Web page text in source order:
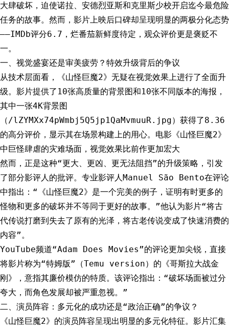
大肆破坏，迫使诺拉、安德烈亚斯和克里斯少校开启迄今最危险
任务的故事。然而，影片上映后口碑却呈现明显的两极分化态势
——IMDb评分6.7，烂番茄新鲜度待定，观众评价更是褒贬不
一。
一、视觉盛宴还是审美疲劳？特效升级背后的争议
从技术层面看，《山怪巨魔2》无疑在视觉效果上进行了全面升
级。影片提供了10张高质量的背景图和10张不同版本的海报，
其中一张4K背景图
（/lZYMXx74pWmbj5Q5jp1QaMvmuuR.jpg）获得了8.36
的高分评价，显示其在场景构建上的用心。电影《山怪巨魔2》
中巨怪肆虐的灾难场面，视觉效果比前作更加宏大
然而，正是这种“更大、更凶、更无法阻挡”的升级策略，引发
了部分影评人的批评。专业影评人Manuel São Bento在评论
中指出：“《山怪巨魔2》是一个完美的例子，证明有时更多的
怪物和更多的破坏并不等同于更好的故事。”他认为影片“将古
代传说打磨到失去了原有的光泽，将古老传说变成了快速消费的
内容”。
YouTube频道“Adam Does Movies”的评论更加尖锐，直接
将影片称为“特姆版”（Temu version）的《哥斯拉大战金
刚》，意指其廉价模仿的特质。该评论指出：“破坏场面被过分
夸大，而角色发展却被严重忽视。”
二、演员阵容：多元化的成功还是“政治正确”的争议？
《山怪巨魔2》的演员阵容呈现出明显的多元化特征。影片汇集